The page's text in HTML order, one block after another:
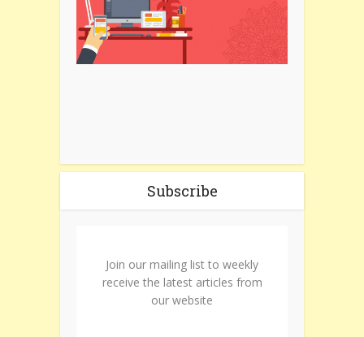
Subscribe
Join our mailing list to weekly
receive the latest articles from
our website